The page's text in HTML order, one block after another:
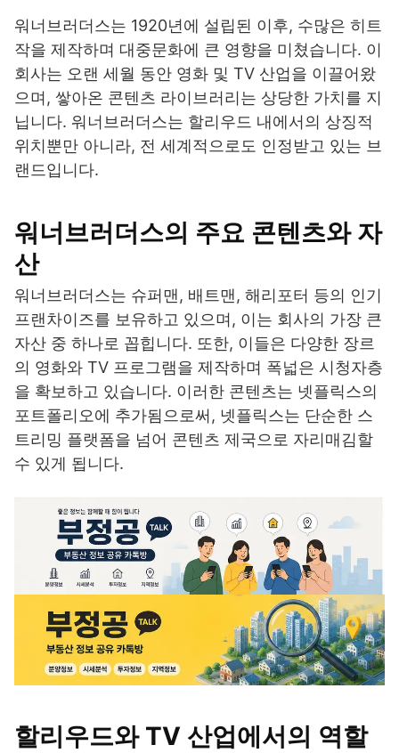
워너브러더스는 1920년에 설립된 이후, 수많은 히트
작을 제작하며 대중문화에 큰 영향을 미쳤습니다. 이
회사는 오랜 세월 동안 영화 및 TV 산업을 이끌어왔
으며, 쌓아온 콘텐츠 라이브러리는 상당한 가치를 지
닙니다. 워너브러더스는 할리우드 내에서의 상징적
위치뿐만 아니라, 전 세계적으로도 인정받고 있는 브
랜드입니다.
워너브러더스의 주요 콘텐츠와 자
산
워너브러더스는 슈퍼맨, 배트맨, 해리포터 등의 인기
프랜차이즈를 보유하고 있으며, 이는 회사의 가장 큰
자산 중 하나로 꼽힙니다. 또한, 이들은 다양한 장르
의 영화와 TV 프로그램을 제작하며 폭넓은 시청자층
을 확보하고 있습니다. 이러한 콘텐츠는 넷플릭스의
포트폴리오에 추가됨으로써, 넷플릭스는 단순한 스
트리밍 플랫폼을 넘어 콘텐츠 제국으로 자리매김할
수 있게 됩니다.
할리우드와 TV 산업에서의 역할